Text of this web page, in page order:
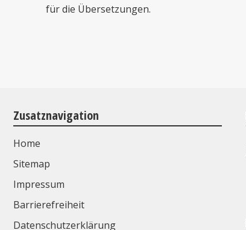
für die Übersetzungen.
Zusatznavigation
Home
Sitemap
Impressum
Barrierefreiheit
Datenschutzerklärung